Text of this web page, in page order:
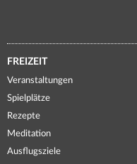
FREIZEIT
Veranstaltungen
Spielplätze
Rezepte
Meditation
Ausflugsziele